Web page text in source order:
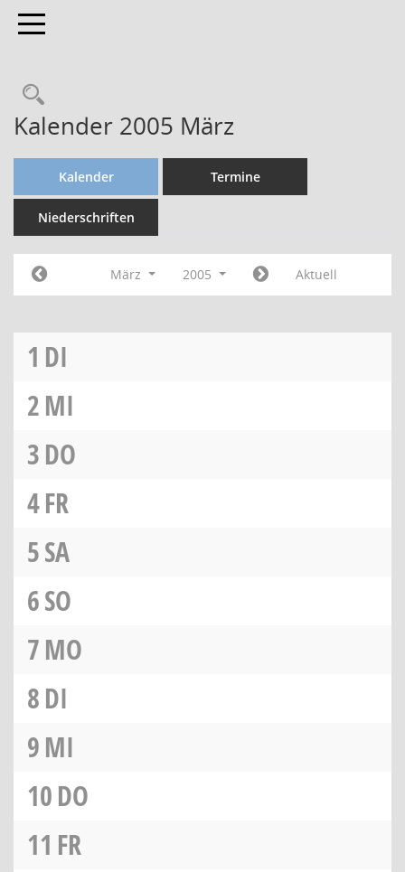
Toggle navigation
Kalender 2005 März
Kalender Termine
Niederschriften
März 2005 Aktuell
1 DI
2MI
3DO
4FR
5SA
6SO
7MO
8DI
9MI
10DO
11 FR